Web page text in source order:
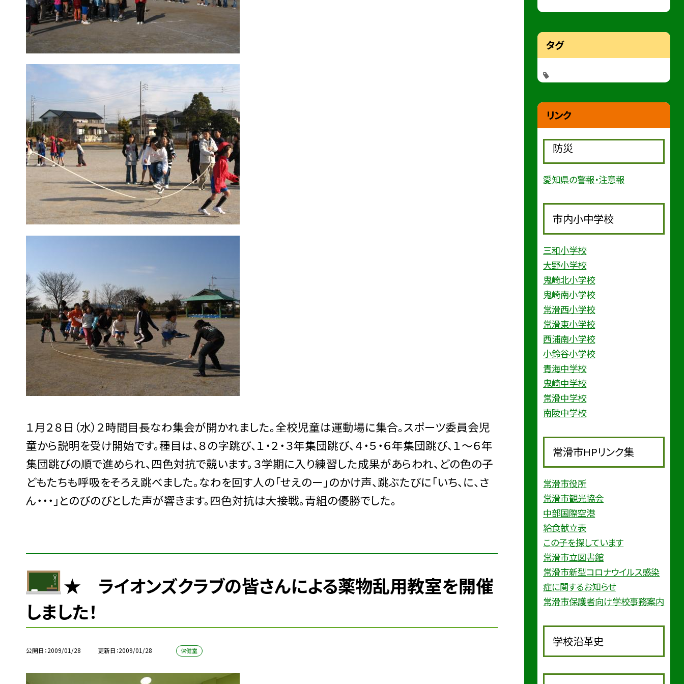
１月２８日（水）２時間目長なわ集会が開かれました。全校児童は運動場に集合。スポーツ委員会児
童から説明を受け開始です。種目は、８の字跳び、１・２・３年集団跳び、４・５・６年集団跳び、１〜６年
集団跳びの順で進められ、四色対抗で競います。３学期に入り練習した成果があらわれ、どの色の子
どもたちも呼吸をそろえ跳べました。なわを回す人の「せえのー」のかけ声、跳ぶたびに「いち、に、さ
ん・・・」とのびのびとした声が響きます。四色対抗は大接戦。青組の優勝でした。
★ ライオンズクラブの皆さんによる薬物乱用教室を開催
しました！
公開日 2009/01/28 更新日 2009/01/28 保健室
タグ
リンク
防災
愛知県の警報・注意報
市内小中学校
三和小学校
大野小学校
鬼崎北小学校
鬼崎南小学校
常滑西小学校
常滑東小学校
西浦南小学校
小鈴谷小学校
青海中学校
鬼崎中学校
常滑中学校
南陵中学校
常滑市HPリンク集
常滑市役所
常滑市観光協会
中部国際空港
給食献立表
この子を探しています
常滑市立図書館
常滑市新型コロナウイルス感染
症に関するお知らせ
常滑市保護者向け学校事務案内
学校沿革史